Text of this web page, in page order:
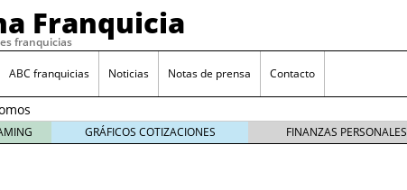
Franquicia
franquicias
ABC franquicias Noticias Notas de prensa Contacto
GRÁFICOS COTIZACIONES FINANZAS PERSONALES